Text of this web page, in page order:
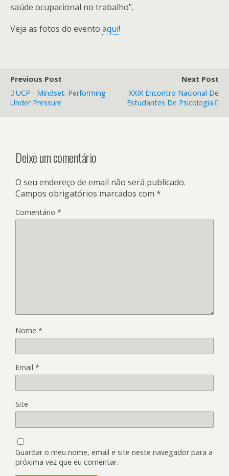
saúde ocupacional no trabalho”.
Veja as fotos do evento aqui!
Previous Post
UCP - Mindset: Performing
Under Pressure
Next Post
XXIX Encontro Nacional De
Estudantes De Psicologia
Deixe um comentário
O seu endereço de email não será publicado.
Campos obrigatórios marcados com *
Comentário *
Nome *
Email *
Site
Guardar o meu nome, email e site neste navegador para a
próxima vez que eu comentar.